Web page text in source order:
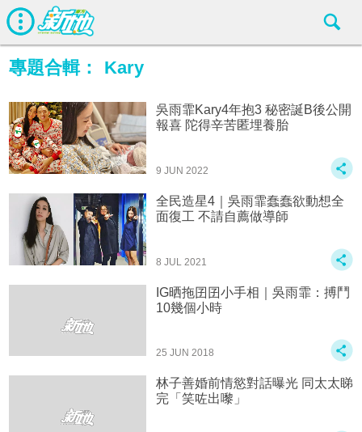
專題合輯： Kary
吳雨霏Kary4年抱3 秘密誕B後公開
報喜 陀得辛苦匿埋養胎
9 JUN 2022
全民造星4｜吳雨霏蠢蠢欲動想全
面復工 不請自薦做導師
8 JUL 2021
IG晒拖囝囝小手相｜吳雨霏：搏鬥
10幾個小時
25 JUN 2018
林子善婚前情慾對話曝光 同太太睇
完「笑咗出嚟」